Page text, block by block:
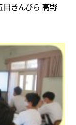
目きんぴら 高野